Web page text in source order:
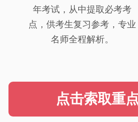
年考试，从中提取必考考
点，供考生复习参考，专业
名师全程解析。
点击索取重